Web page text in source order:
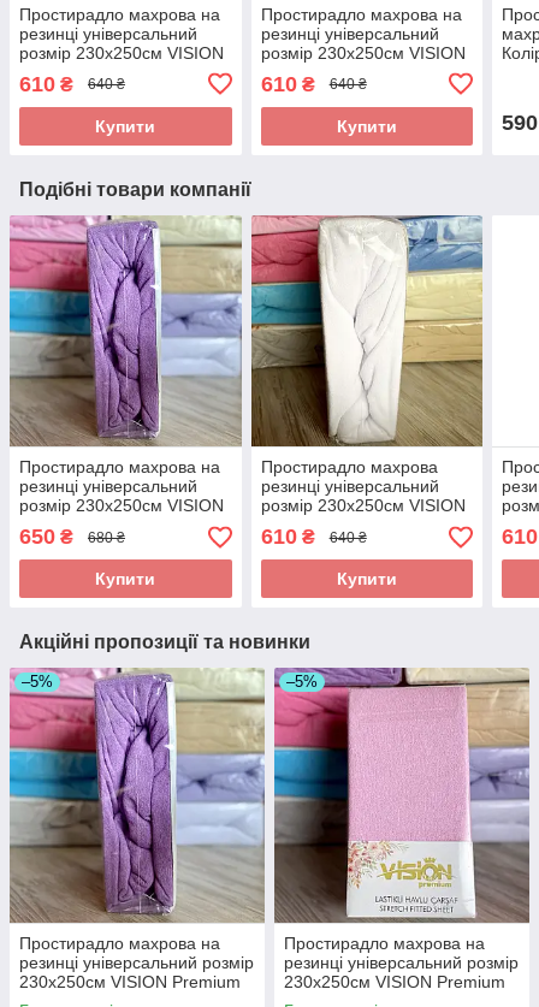
Простирадло махрова на
резинці універсальний
розмір 230х250см VISION
Premium Туреччина Колір
- Лавандовий 100%
Бавовна
610 ₴ 640 ₴
Купити
Простирадло махрова на
резинці універсальний
розмір 230х250см VISION
Premium Туреччина Колір
- Помаранчевий 100%
Бавовна
610₴ 640 ₴
Купити 590
Подібні товари компанії
Простирадло махрова на
резинці універсальний
розмір 230х250см VISION
Premium Туреччина Колір
- Фіолетовий 100%
Бавовна
650 ₴ 680 ₴
Купити
Простирадло махрова
резинці універсальний
розмір 230х250см VISION
Premium Туреччина Колір
- Білий 100% Бавовна
610₴ 640 ₴
Купити
-
610
Акційні пропозиції та новинки
–5%
Простирадло махрова на
резинці універсальний розмір
230х250см VISION Premium
Туреччина Колір - Фіолетовий
–5%
Простирадло махрова на
резинці універсальний розмір
230х250см VISION Premium
Туреччина Колір - Рожевий